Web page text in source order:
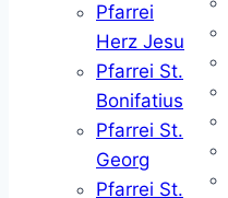
Pfarrei
Herz Jesu
Pfarrei St.
Bonifatius
Pfarrei St.
Georg
Pfarrei St.